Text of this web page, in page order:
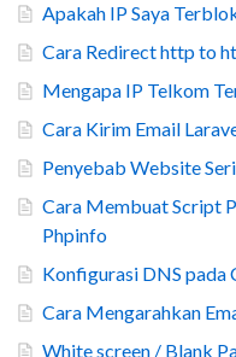
Apakah IP Saya
Cara Redirect http to
Mengapa IP Telkom
Cara Kirim Email
Penyebab Website
Cara Membuat Script
Phpinfo
Konfigurasi DNS pada
Cara Mengarahkan
White screen / Blank